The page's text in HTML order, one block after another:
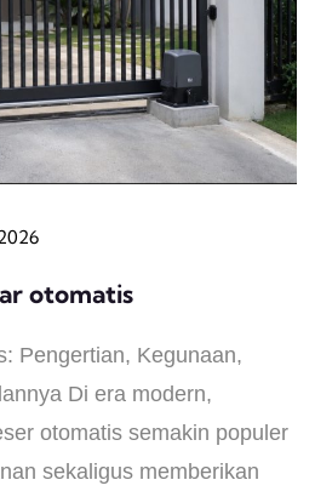
otomatis
Pengertian, Kegunaan,
Di era modern,
otomatis semakin populer
sekaligus memberikan